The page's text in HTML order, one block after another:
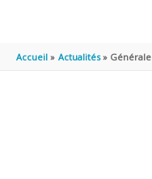
Accueil Actualités Générale